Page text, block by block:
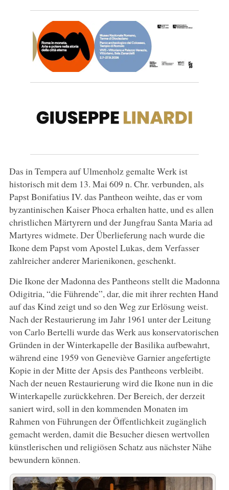
Das in Tempera auf Ulmenholz gemalte Werk ist
historisch mit dem 13. Mai 609 n. Chr. verbunden, als
Papst Bonifatius IV. das Pantheon weihte, das er vom
byzantinischen Kaiser Phoca erhalten hatte, und es allen
christlichen Märtyrern und der Jungfrau Santa Maria ad
Martyres widmete. Der Überlieferung nach wurde die
Ikone dem Papst vom Apostel Lukas, dem Verfasser
zahlreicher anderer Marienikonen, geschenkt.
Die Ikone der Madonna des Pantheons stellt die Madonna
Odigitria, “die Führende”, dar, die mit ihrer rechten Hand
auf das Kind zeigt und so den Weg zur Erlösung weist.
Nach der Restaurierung im Jahr 1961 unter der Leitung
von Carlo Bertelli wurde das Werk aus konservatorischen
Gründen in der Winterkapelle der Basilika aufbewahrt,
während eine 1959 von Geneviève Garnier angefertigte
Kopie in der Mitte der Apsis des Pantheons verbleibt.
Nach der neuen Restaurierung wird die Ikone nun in die
Winterkapelle zurückkehren. Der Bereich, der derzeit
saniert wird, soll in den kommenden Monaten im
Rahmen von Führungen der Öffentlichkeit zugänglich
gemacht werden, damit die Besucher diesen wertvollen
künstlerischen und religiösen Schatz aus nächster Nähe
bewundern können.